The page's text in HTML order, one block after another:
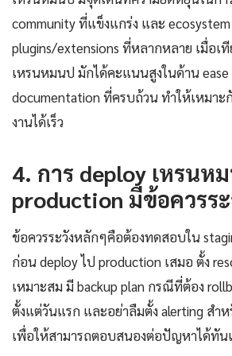
community ที่แข็งแกร่ง และ
plugins/extensions ที่หลากหลาย เมื่อเ
เหรนหมนป มักได้คะแนนสูงในด้าน
documentation ที่ครบถ้วน ทำให้เหมาะ
งานได้เร็ว
4. การ deploy เหรนห
production มีข้อควรระ
ข้อควรระวังหลักๆคือต้องทดสอบใน
ก่อน deploy ไป production เสมอ ตั้ง
เหมาะสม มี backup plan กรณีที่ต้อง
ตั้งแต่วันแรก และอย่าลืมตั้ง alerting สำห
เพื่อให้สามารถตอบสนองต่อปัญหาได้ทัน